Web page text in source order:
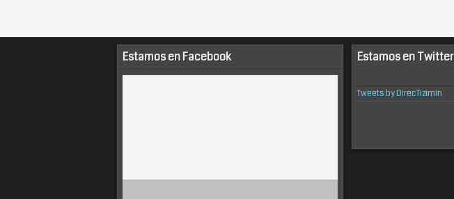
Estamos en Facebook Estamos en Twitter
Tweets by DirecTizimin